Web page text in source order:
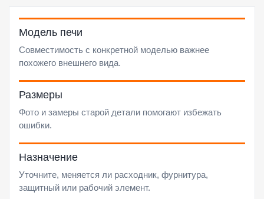
Модель печи
Совместимость с конкретной моделью важнее
похожего внешнего вида.
Размеры
Фото и замеры старой детали помогают избежать
ошибки.
Назначение
Уточните, меняется ли расходник, фурнитура,
защитный или рабочий элемент.